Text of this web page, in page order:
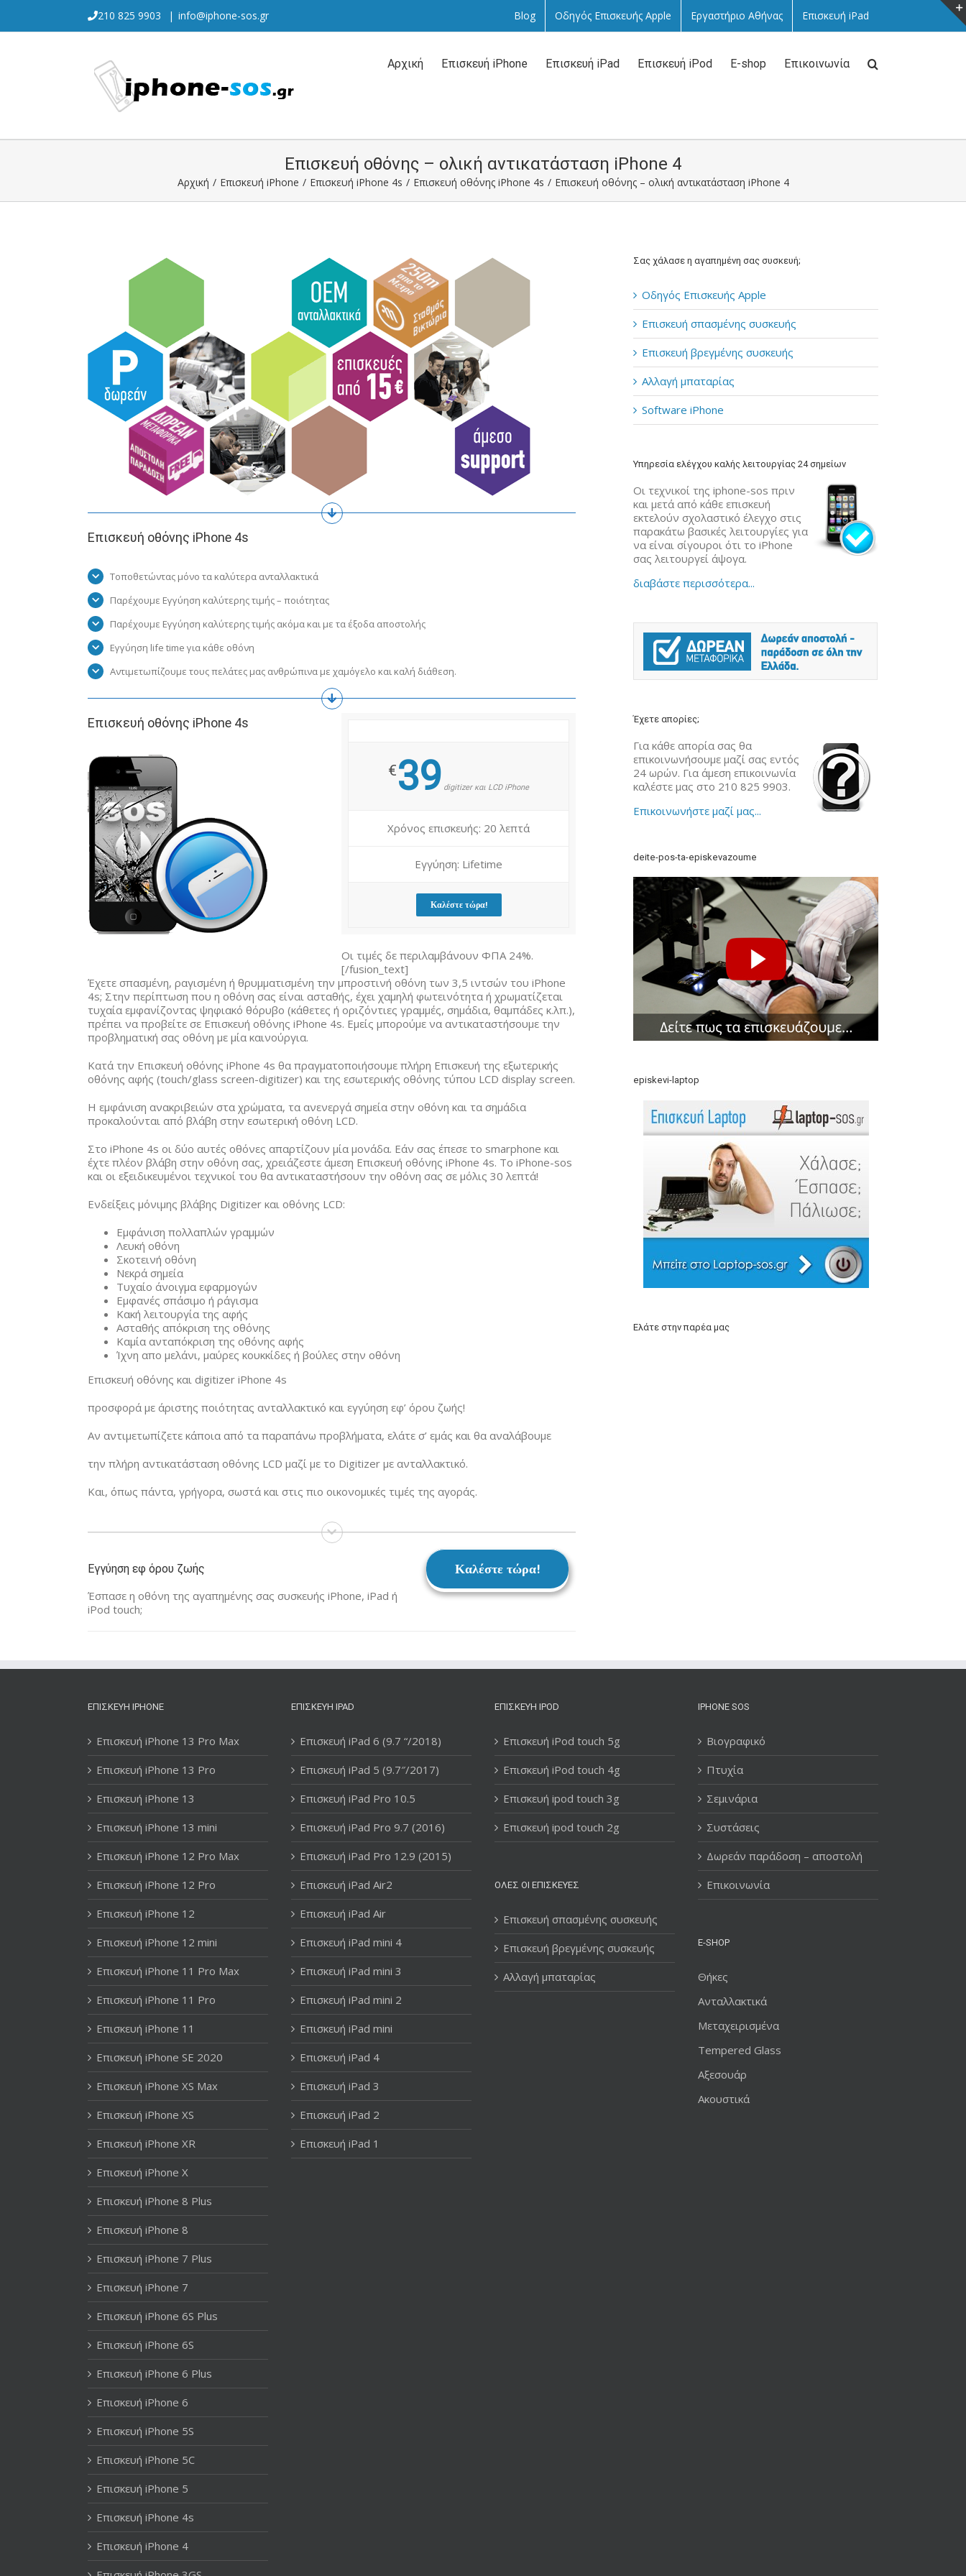
content
210 825 9903 | info@iphone-sos.gr Blog Οδηγός Επισκευής Apple Εργαστήριο Αθήνας Επισκευή iPad
Αναζήτηση
Αρχική Επισκευή iPhone Επισκευή iPad Επισκευή iPod E-shop Επικοινωνία
Επισκευή οθόνης – ολική αντικατάσταση iPhone 4
Αρχική / Επισκευή iPhone / Επισκευή iPhone 4s / Επισκευή οθόνης iPhone 4s / Επισκευή οθόνης – ολική αντικατάσταση iPhone 4
Επισκευή οθόνης iPhone 4s
Τοποθετώντας μόνο τα καλύτερα ανταλλακτικά
Παρέχουμε Εγγύηση καλύτερης τιμής – ποιότητας
Παρέχουμε Εγγύηση καλύτερης τιμής ακόμα και με τα έξοδα αποστολής
Εγγύηση life time για κάθε οθόνη
Αντιμετωπίζουμε τους πελάτες μας ανθρώπινα με χαμόγελο και καλή διάθεση.
Επισκευή οθόνης iPhone 4s
€39 digitizer και LCD iPhone
Χρόνος επισκευής: 20 λεπτά
Εγγύηση: Lifetime
Καλέστε τώρα!
Οι τιμές δε περιλαμβάνουν ΦΠΑ 24%.
[/fusion_text]
Έχετε σπασμένη, ραγισμένη ή θρυμματισμένη την μπροστινή οθόνη των 3,5 ιντσών του iPhone
4s; Στην περίπτωση που η οθόνη σας είναι ασταθής, έχει χαμηλή φωτεινότητα ή χρωματίζεται
τυχαία εμφανίζοντας ψηφιακό θόρυβο (κάθετες ή οριζόντιες γραμμές, σημάδια, θαμπάδες κ.λπ.),
πρέπει να προβείτε σε Επισκευή οθόνης iPhone 4s. Εμείς μπορούμε να αντικαταστήσουμε την
προβληματική σας οθόνη με μία καινούργια.
Κατά την Επισκευή οθόνης iPhone 4s θα πραγματοποιήσουμε πλήρη Επισκευή της εξωτερικής
οθόνης αφής (touch/glass screen-digitizer) και της εσωτερικής οθόνης τύπου LCD display screen.
Η εμφάνιση ανακριβειών στα χρώματα, τα ανενεργά σημεία στην οθόνη και τα σημάδια
προκαλούνται από βλάβη στην εσωτερική οθόνη LCD.
Στο iPhone 4s οι δύο αυτές οθόνες απαρτίζουν μία μονάδα. Εάν σας έπεσε το smarphone και
έχτε πλέον βλάβη στην οθόνη σας, χρειάζεστε άμεση Επισκευή οθόνης iPhone 4s. Το iPhone-sos
και οι εξειδικευμένοι τεχνικοί του θα αντικαταστήσουν την οθόνη σας σε μόλις 30 λεπτά!
Ενδείξεις μόνιμης βλάβης Digitizer και οθόνης LCD:
Εμφάνιση πολλαπλών γραμμών
Λευκή οθόνη
Σκοτεινή οθόνη
Νεκρά σημεία
Τυχαίο άνοιγμα εφαρμογών
Εμφανές σπάσιμο ή ράγισμα
Κακή λειτουργία της αφής
Ασταθής απόκριση της οθόνης
Καμία ανταπόκριση της οθόνης αφής
Ίχνη απο μελάνι, μαύρες κουκκίδες ή βούλες στην οθόνη
Επισκευή οθόνης και digitizer iPhone 4s
προσφορά με άριστης ποιότητας ανταλλακτικό και εγγύηση εφ’ όρου ζωής!
Αν αντιμετωπίζετε κάποια από τα παραπάνω προβλήματα, ελάτε σ’ εμάς και θα αναλάβουμε
την πλήρη αντικατάσταση οθόνης LCD μαζί με το Digitizer με ανταλλακτικό.
Και, όπως πάντα, γρήγορα, σωστά και στις πιο οικονομικές τιμές της αγοράς.
Εγγύηση εφ όρου ζωής
Έσπασε η οθόνη της αγαπημένης σας συσκευής iPhone, iPad ή
iPod touch;
Καλέστε τώρα!
Σας χάλασε η αγαπημένη σας συσκευή;
Οδηγός Επισκευής Apple
Επισκευή σπασμένης συσκευής
Επισκευή βρεγμένης συσκευής
Αλλαγή μπαταρίας
Software iPhone
Υπηρεσία ελέγχου καλής λειτουργίας 24 σημείων
Οι τεχνικοί της iphone-sos πριν
και μετά από κάθε επισκευή
εκτελούν σχολαστικό έλεγχο στις
παρακάτω βασικές λειτουργίες για
να είναι σίγουροι ότι το iPhone
σας λειτουργεί άψογα.
διαβάστε περισσότερα...
Έχετε απορίες;
Για κάθε απορία σας θα
επικοινωνήσουμε μαζί σας εντός
24 ωρών. Για άμεση επικοινωνία
καλέστε μας στο 210 825 9903.
Επικοινωνήστε μαζί μας...
deite-pos-ta-episkevazoume
episkevi-laptop
Ελάτε στην παρέα μας
ΕΠΙΣΚΕΥΉ IPHONE
Επισκευή iPhone 13 Pro Max
Επισκευή iPhone 13 Pro
Επισκευή iPhone 13
Επισκευή iPhone 13 mini
Επισκευή iPhone 12 Pro Max
Επισκευή iPhone 12 Pro
Επισκευή iPhone 12
Επισκευή iPhone 12 mini
Επισκευή iPhone 11 Pro Max
Επισκευή iPhone 11 Pro
Επισκευή iPhone 11
Επισκευή iPhone SE 2020
Επισκευή iPhone XS Max
Επισκευή iPhone XS
Επισκευή iPhone XR
Επισκευή iPhone X
Επισκευή iPhone 8 Plus
Επισκευή iPhone 8
Επισκευή iPhone 7 Plus
Επισκευή iPhone 7
Επισκευή iPhone 6S Plus
Επισκευή iPhone 6S
Επισκευή iPhone 6 Plus
Επισκευή iPhone 6
Επισκευή iPhone 5S
Επισκευή iPhone 5C
Επισκευή iPhone 5
Επισκευή iPhone 4s
Επισκευή iPhone 4
ΕΠΙΣΚΕΥΉ IPAD
Επισκευή iPad 6 (9.7 “/2018)
Επισκευή iPad 5 (9.7″/2017)
Επισκευή iPad Pro 10.5
Επισκευή iPad Pro 9.7 (2016)
Επισκευή iPad Pro 12.9 (2015)
Επισκευή iPad Air2
Επισκευή iPad Air
Επισκευή iPad mini 4
Επισκευή iPad mini 3
Επισκευή iPad mini 2
Επισκευή iPad mini
Επισκευή iPad 4
Επισκευή iPad 3
Επισκευή iPad 2
Επισκευή iPad 1
ΕΠΙΣΚΕΥΉ IPOD
Επισκευή iPod touch 5g
Επισκευή iPod touch 4g
Επισκευή ipod touch 3g
Επισκευή ipod touch 2g
ΌΛΕΣ ΟΙ ΕΠΙΣΚΕΥΈΣ
Επισκευή σπασμένης συσκευής
Επισκευή βρεγμένης συσκευής
Αλλαγή μπαταρίας
IPHONE SOS
Βιογραφικό
Πτυχία
Σεμινάρια
Συστάσεις
Δωρεάν παράδοση – αποστολή
Επικοινωνία
E-SHOP
Θήκες
Ανταλλακτικά
Μεταχειρισμένα
Tempered Glass
Αξεσουάρ
Ακουστικά